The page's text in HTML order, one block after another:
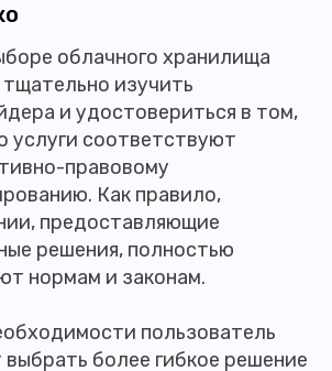
облачного хранилища
изучить
и удостовериться в том,
услуги соответствуют
правовому
Как правило,
предоставляющие
решения, полностью
нормам и законам.
пользователь
более гибкое решение